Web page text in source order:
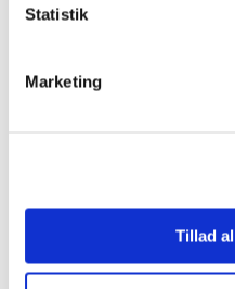
Statistik
Marketing
Tillad
Opmålingsvejledning
Monteringsvejledning
Se